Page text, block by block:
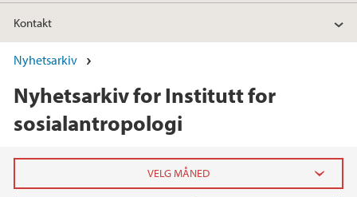
Kontakt
Nyhetsarkiv
Nyhetsarkiv for Institutt for
sosialantropologi